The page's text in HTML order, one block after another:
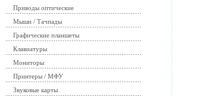
Приводы оптические
Мыши / Тачпады
Графические планшеты
Клавиатуры
Мониторы
Принтеры / МФУ
Звуковые карты